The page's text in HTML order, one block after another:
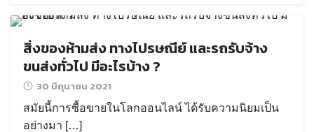
สิ่งของห้ามส่ง ทางไปรษณีย์ และรถรับจ้าง
ขนส่งทั่วไป มีอะไรบ้าง ?
30 มิถุนายน 2021
สมัยนี้การซื้อขายในโลกออนไลน์ ได้รับความนิยมเป็น
อย่างมา […]